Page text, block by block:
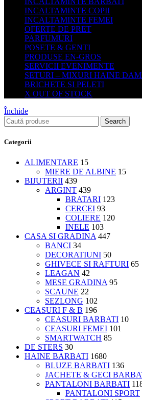
INCALTAMINTE COPII
INCALTAMINTE FEMEI
OFERTE DE PRET
PARFUMURI
POSETE & GENTI
PRODUSE EN-GROS
SERVICII EVENIMENTE
SETURI – MIXURI HAINE
BRICHETE SI PELETI
X OUT OF STOCK
Închide
Search
Categorii
ALIMENTARE 15
MIERE DE ALBINE 15
BIJUTERII 439
ARGINT 439
BRATARI 123
CERCEI 93
COLIERE 120
INELE 103
CASA SI GRADINA 447
BANCI 34
DECORATIUNI 50
GHIVECE SI RAFTURI 65
LEAGAN 42
MESE GRADINA 95
SCAUNE 22
SEZLONG 102
CEASURI F & B 196
CEASURI BARBATI 10
CEASURI FEMEI 101
SMARTWATCH 85
DE STERS 30
HAINE BARBATI 1680
BLUZE BARBATI 136
JACHETE & GECI
PANTALONI BARBATI
PANTALONI SPORT